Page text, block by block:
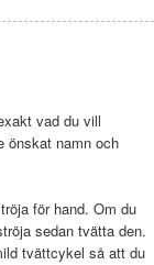
vad du vill
önskat namn och
för hand. Om du
sedan tvätta den.
tvättcykel så att du